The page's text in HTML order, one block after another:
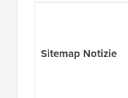
Sitemap Notizie